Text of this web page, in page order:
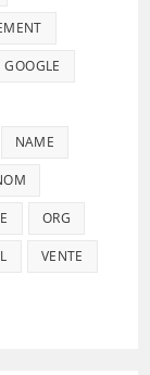
GOOGLE
NAME
ORG
VENTE